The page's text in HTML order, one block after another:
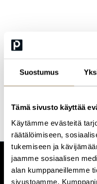
Suostumus
Tämä sivusto käyttää
Käytämme evästeitä
räätälöimiseen,
tukemiseen ja
jaamme sosiaalisen
alan kumppaneillemme
sivustoamme.
uutta: täydellistä viivaa,
CUSTOMERCARE
Keilaranta 1 A, 02150 Espoo